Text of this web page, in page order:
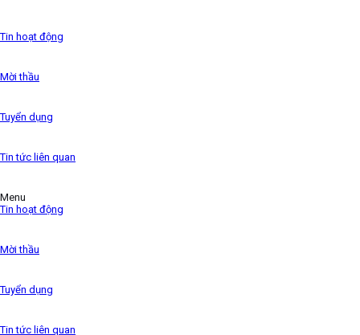
the 1500s,
Tin hoạt động
Mời thầu
Tuyển dụng
Tin tức liên quan
Menu
Tin hoạt động
Mời thầu
Tuyển dụng
Tin tức liên quan